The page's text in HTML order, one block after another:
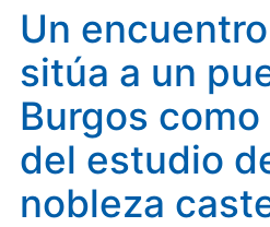
como escenario del estudio
Un
sitúa a un
Burgos
del estudio
nobleza